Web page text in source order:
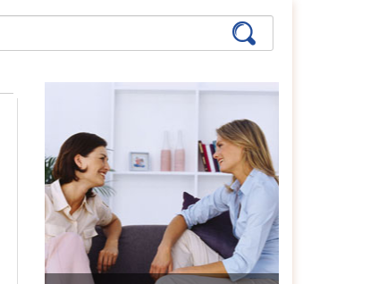
躯体化、亲子、个人等
在线预约>>
擅长：亲子、青少年、神经
症、婚恋情感、个人成长等
在线预约>>
陈欣首席咨询师
擅长：职场、人际、两性关
系、情感问题等